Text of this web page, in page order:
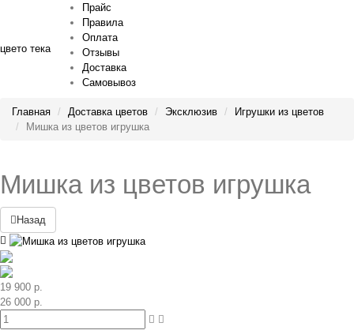
цвето тека
Прайс
Правила
Оплата
Отзывы
Доставка
Самовывоз
Главная Доставка цветов Эксклюзив
Игрушки из цветов
Мишка из цветов игрушка
Мишка из цветов игрушка
Назад
19 900 р.
26 000 р.